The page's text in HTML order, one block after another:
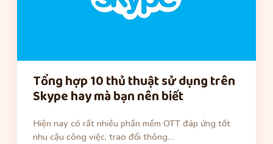
Tổng hợp 10 thủ thuật sử dụng trên
Skype hay mà bạn nên biết
Hiện nay có rất nhiều phần mềm OTT đáp ứng tốt
nhu cậu công việc, trao đổi thông…